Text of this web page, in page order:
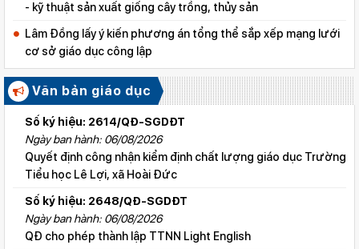
- kỹ thuật sản xuất giống cây trồng, thủy sản
Lâm Đồng lấy ý kiến phương án tổng thể sắp xếp mạng lưới
cơ sở giáo dục công lập
Văn bản giáo dục
Số ký hiệu: 2614/QĐ-SGDĐT
Ngày ban hành: 06/08/2026
Quyết định công nhận kiểm định chất lượng giáo dục Trường
Tiểu học Lê Lợi, xã Hoài Đức
Số ký hiệu: 2648/QĐ-SGDĐT
Ngày ban hành: 06/08/2026
QĐ cho phép thành lập TTNN Light English